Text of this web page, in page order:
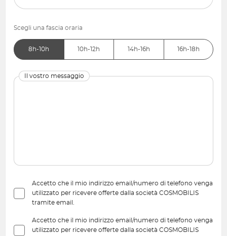
Scegli una fascia oraria
8h-10h 10h-12h 14h-16h 16h-18h
Il vostro messaggio
Accetto che il mio indirizzo email/numero di telefono venga
utilizzato per ricevere offerte dalla società COSMOBILIS
tramite email.
Accetto che il mio indirizzo email/numero di telefono venga
utilizzato per ricevere offerte dalla società COSMOBILIS